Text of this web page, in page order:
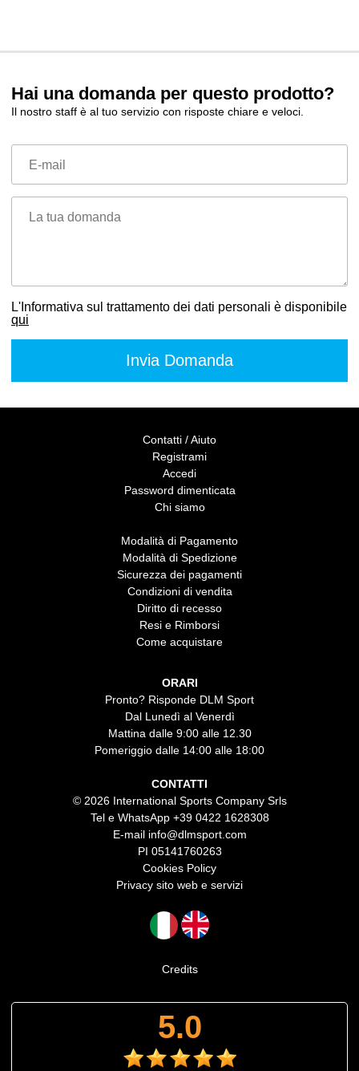
Hai una domanda per questo prodotto?
Il nostro staff è al tuo servizio con risposte chiare e veloci.
E-mail
La tua domanda
L'Informativa sul trattamento dei dati personali è disponibile
qui
Contatti / Aiuto
Registrami
Accedi
Password dimenticata
Chi siamo
Modalità di Pagamento
Modalità di Spedizione
Sicurezza dei pagamenti
Condizioni di vendita
Diritto di recesso
Resi e Rimborsi
Come acquistare
ORARI
Pronto? Risponde DLM Sport
Dal Lunedì al Venerdì
Mattina dalle 9:00 alle 12.30
Pomeriggio dalle 14:00 alle 18:00
CONTATTI
© 2026 International Sports Company Srls
Tel e WhatsApp +39 0422 1628308
E-mail info@dlmsport.com
PI 05141760263
Cookies Policy
Privacy sito web e servizi
Credits
5.0